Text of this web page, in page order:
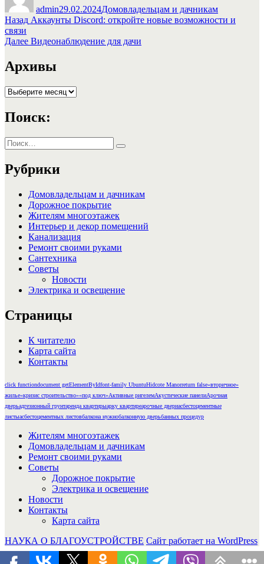
admin29.02.2024Домовладельцам и дачникам
Навигация
по
Назад Предыдущая
Аккаунты Discord: откройте новые возможности и
связи
Далее Следующая
Видеонаблюдение для дачи
Архивы
Архивы
Поиск:
Искать:
Поиск
Рубрики
Домовладельцам и дачникам
Дорожное покрытие
Жителям многоэтажек
Интерьер и декор помещений
Канализация
Ремонт своими руками
Сантехника
Советы
Новости
Электрика и освещение
Страницы
К читателю
Карта сайта
Контакты
click functiondocument getElementByIdfont-family UbuntuHidcote Manorreturn false«вторичное»
жилье«кризис строительство»«под ключ»Активные ригелемАкустические панелиАрочная
дверьадгезионный грунтаренда квартирыарку квартиреарочные двериасбестоцементные
листыасбестоцементных листовбалкона нужнобалконную дверьбанных процедур
Жителям многоэтажек
Домовладельцам и дачникам
Ремонт своими руками
Советы
Дорожное покрытие
Электрика и освещение
Новости
Контакты
Карта сайта
НАУКА О БЛАГОУСТРОЙСТВЕ Сайт работает на WordPress